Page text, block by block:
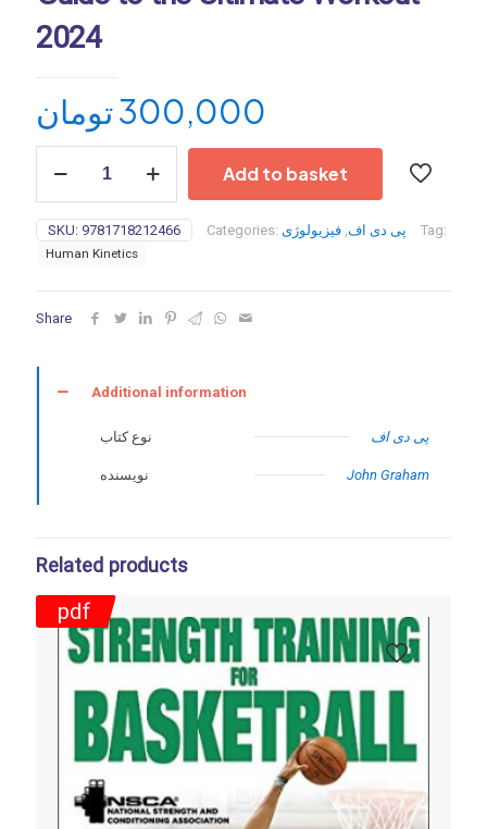
2024
300,000تومان
Training:
Ultimate
Guide
to
Workout-
Add to basket
SKU: 9781718212466 Categories: پی دی اف, فیزیولوژی Tag:
Human Kinetics
Share
Additional information
نوع کتاب پی دی اف
نویسنده John Graham
Related products
pdf